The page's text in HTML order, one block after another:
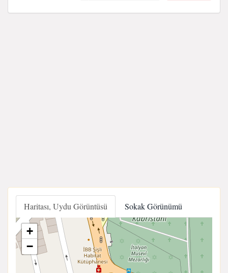
Haritası, Uydu Görüntüsü Sokak Görünümü
+
−